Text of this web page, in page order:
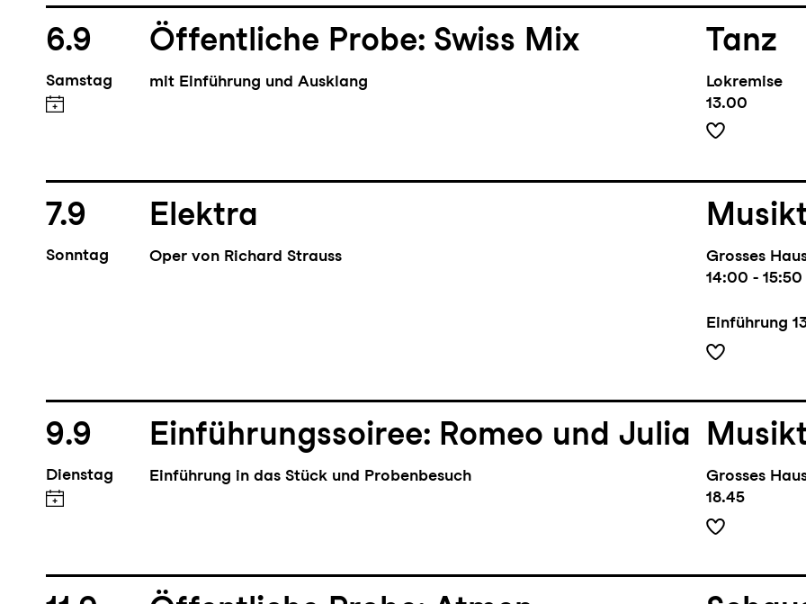
6.9
Samstag
Öffentliche Probe: Swiss Mix
mit Einführung und Ausklang
Tanz
Lokremise
13.00
7.9
Sonntag
Elektra
Oper von Richard Strauss
Grosses
14:00 - 15:50
Einführung
9.9
Dienstag
Einführungssoiree: Romeo und Julia
Einführung in das Stück und Probenbesuch
Grosses
18.45